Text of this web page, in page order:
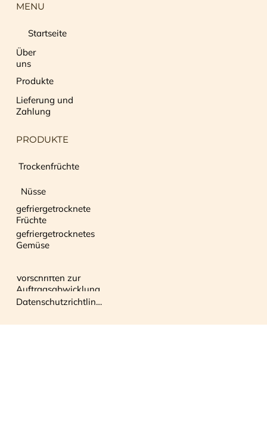
MENU
Startseite
Über
uns
Produkte
Lieferung und
Zahlung
PRODUKTE
Trockenfrüchte
Nüsse
gefriergetrocknete
Früchte
gefriergetrocknetes
Gemüse
Vorschriften zur
Auftragsabwicklung
Datenschutzrichtlinie